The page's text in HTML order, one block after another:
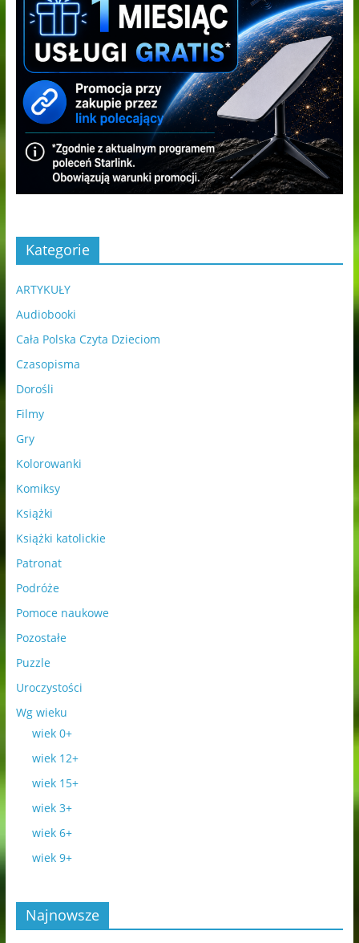
Kategorie
ARTYKUŁY
Audiobooki
Cała Polska Czyta Dzieciom
Czasopisma
Dorośli
Filmy
Gry
Kolorowanki
Komiksy
Książki
Książki katolickie
Patronat
Podróże
Pomoce naukowe
Pozostałe
Puzzle
Uroczystości
Wg wieku
wiek 0+
wiek 12+
wiek 15+
wiek 3+
wiek 6+
wiek 9+
Najnowsze